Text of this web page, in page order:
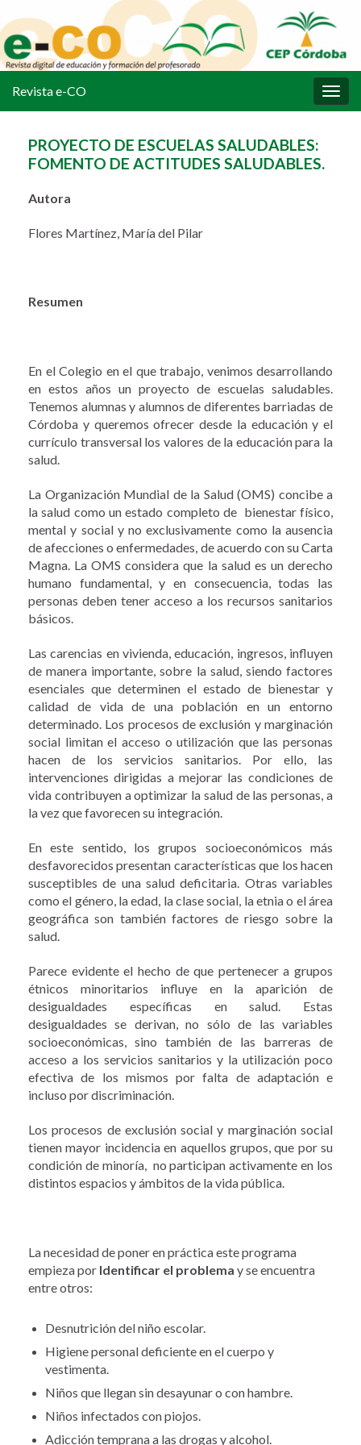
la
Revista e-CO
PROYECTO DE ESCUELAS SALUDABLES:
FOMENTO DE ACTITUDES SALUDABLES.
Autora
Flores Martínez, María del Pilar
Resumen
En el Colegio en el que trabajo, venimos desarrollando
en estos años un proyecto de escuelas saludables.
Tenemos alumnas y alumnos de diferentes barriadas de
Córdoba y queremos ofrecer desde la educación y el
currículo transversal los valores de la educación para la
salud.
La Organización Mundial de la Salud (OMS) concibe a
la salud como un estado completo de bienestar físico,
mental y social y no exclusivamente como la ausencia
de afecciones o enfermedades, de acuerdo con su Carta
Magna. La OMS considera que la salud es un derecho
humano fundamental, y en consecuencia, todas las
personas deben tener acceso a los recursos sanitarios
básicos.
Las carencias en vivienda, educación, ingresos, influyen
de manera importante, sobre la salud, siendo factores
esenciales que determinen el estado de bienestar y
calidad de vida de una población en un entorno
determinado. Los procesos de exclusión y marginación
social limitan el acceso o utilización que las personas
hacen de los servicios sanitarios. Por ello, las
intervenciones dirigidas a mejorar las condiciones de
vida contribuyen a optimizar la salud de las personas, a
la vez que favorecen su integración.
En este sentido, los grupos socioeconómicos más
desfavorecidos presentan características que los hacen
susceptibles de una salud deficitaria. Otras variables
como el género, la edad, la clase social, la etnia o el área
geográfica son también factores de riesgo sobre la
salud.
Parece evidente el hecho de que pertenecer a grupos
étnicos minoritarios influye en la aparición de
desigualdades específicas en salud. Estas
desigualdades se derivan, no sólo de las variables
socioeconómicas, sino también de las barreras de
acceso a los servicios sanitarios y la utilización poco
efectiva de los mismos por falta de adaptación e
incluso por discriminación.
Los procesos de exclusión social y marginación social
tienen mayor incidencia en aquellos grupos, que por su
condición de minoría, no participan activamente en los
distintos espacios y ámbitos de la vida pública.
La necesidad de poner en práctica este programa
empieza por Identificar el problema y se encuentra
entre otros:
Desnutrición del niño escolar.
Higiene personal deficiente en el cuerpo y
vestimenta.
Niños que llegan sin desayunar o con hambre.
Niños infectados con piojos.
Adicción temprana a las drogas y alcohol.